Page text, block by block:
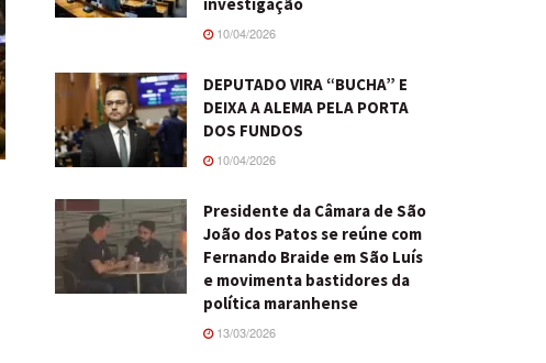
investigação
10/04/2026
DEPUTADO VIRA “BUCHA” E
DEIXA A ALEMA PELA PORTA
DOS FUNDOS
10/04/2026
Presidente da Câmara de São
João dos Patos se reúne com
Fernando Braide em São Luís
e movimenta bastidores da
política maranhense
13/03/2026